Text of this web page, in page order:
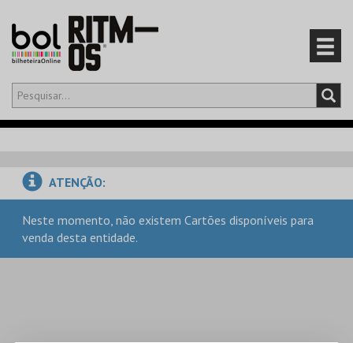
Olá,iniciar sessão
EVENTOS
CARTÕES
ATENÇÃO:
Neste momento, não existem Cartões disponíveis para
venda desta entidade.